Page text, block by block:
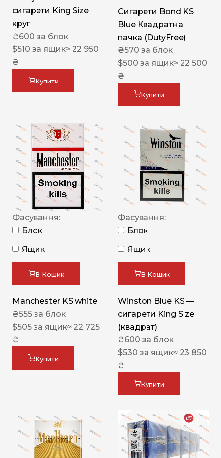
сигарети King Size
круг
₴600 за блок
$510 за ящик≈ 22 950
₴
Купити
Сигарети Bond KS
Blue Квадратна
пачка (DutyFree)
₴570 за блок
$500 за ящик≈ 22 500
₴
Купити
Фасування:
Блок
Ящик
В Кошик
Manchester KS white
₴555 за блок
$505 за ящик≈ 22 725
₴
Купити
Фасування:
Блок
Ящик
В Кошик
Winston Blue KS —
сигарети King Size
(квадрат)
₴600 за блок
$530 за ящик≈ 23 850
₴
Купити